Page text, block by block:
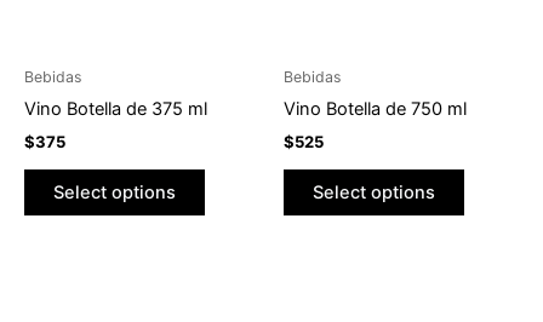
Bebidas
Vino Botella de 375 ml
$375
Select options
Bebidas
Vino Botella de 750 ml
$525
Select options